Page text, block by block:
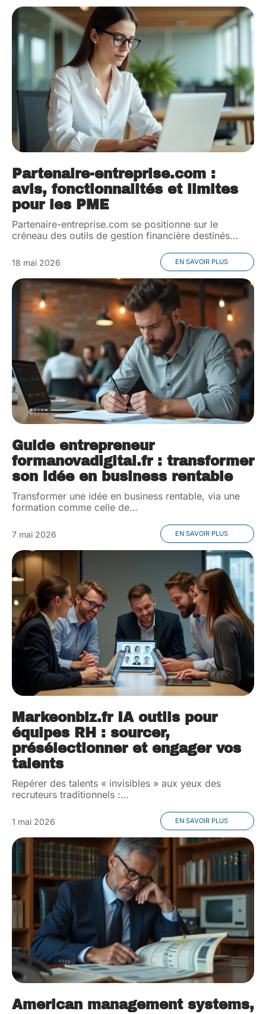
Partenaire-entreprise.com :
avis, fonctionnalités et limites
pour les PME
Partenaire-entreprise.com se positionne sur le
créneau des outils de gestion financière destinés…
18 mai 2026 EN SAVOIR PLUS
Guide entrepreneur
formanovadigital.fr : transformer
son idée en business rentable
Transformer une idée en business rentable, via une
formation comme celle de…
7 mai 2026 EN SAVOIR PLUS
Markeonbiz.fr IA outils pour
équipes RH : sourcer,
présélectionner et engager vos
talents
Repérer des talents « invisibles » aux yeux des
recruteurs traditionnels :…
1 mai 2026 EN SAVOIR PLUS
American management systems,